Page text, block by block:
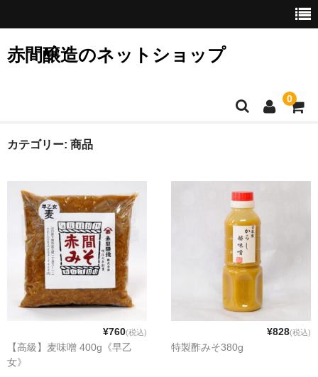
赤間醸造のネットショップ
0
ホーム
全商品
味噌
フリーズドライ味噌汁
醤油
特定商取引法に基づく表記
カート
カテゴリー: 商品
¥760(税込)
【高級】麦味噌 400g《早乙
女》
¥828(税込)
特製酢みそ380g